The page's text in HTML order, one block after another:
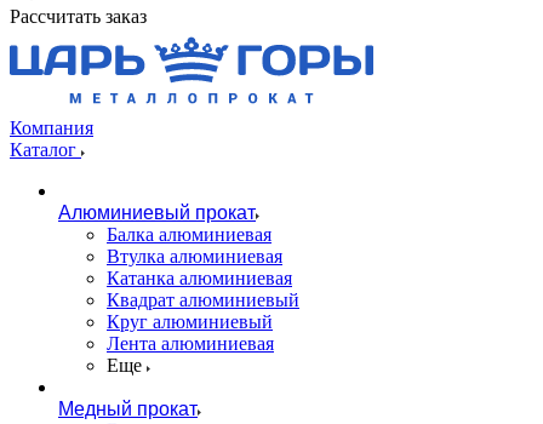
Рассчитать заказ
Компания
Каталог
Алюминиевый прокат
Балка алюминиевая
Втулка алюминиевая
Катанка алюминиевая
Квадрат алюминиевый
Круг алюминиевый
Лента алюминиевая
Еще
Медный прокат